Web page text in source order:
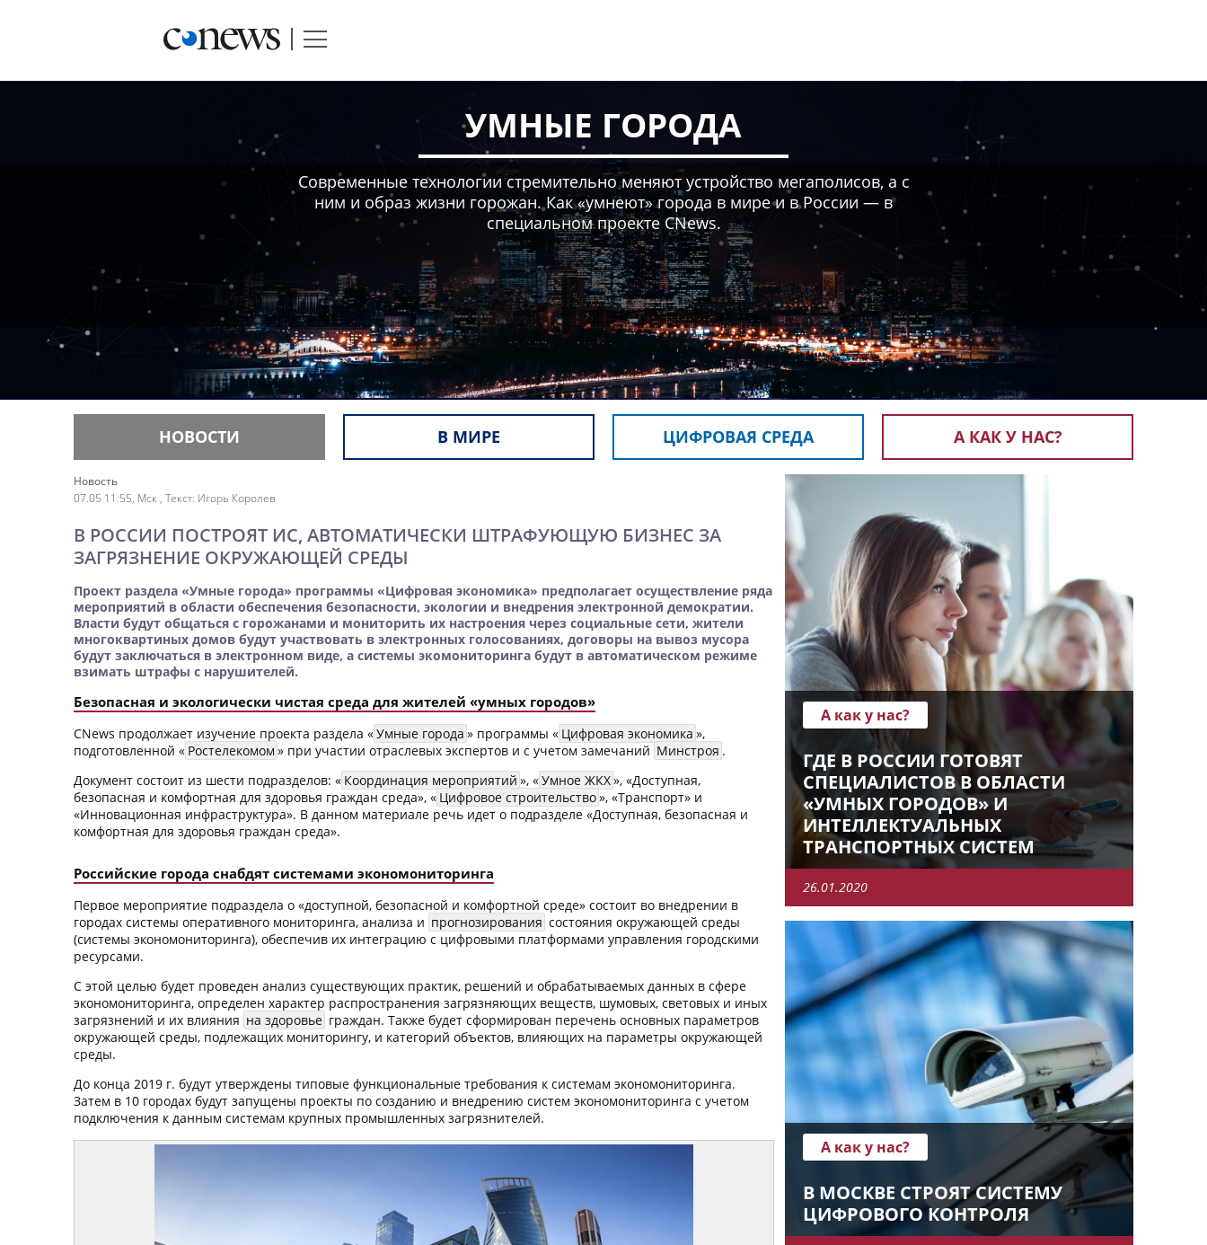
УМНЫЕ ГОРОДА
Современные технологии стремительно меняют устройство мегаполисов, а с
ним и образ жизни горожан. Как «умнеют» города в мире и в России — в
специальном проекте CNews.
НОВОСТИ В МИРЕ ЦИФРОВАЯ СРЕДА А КАК У НАС?
Новость
07.05 11:55, Мск , Текст: Игорь Королев
В РОССИИ ПОСТРОЯТ ИС, АВТОМАТИЧЕСКИ ШТРАФУЮЩУЮ БИЗНЕС ЗА
ЗАГРЯЗНЕНИЕ ОКРУЖАЮЩЕЙ СРЕДЫ
Проект раздела «Умные города» программы «Цифровая экономика» предполагает осуществление ряда
мероприятий в области обеспечения безопасности, экологии и внедрения электронной демократии.
Власти будут общаться с горожанами и мониторить их настроения через социальные сети, жители
многоквартиных домов будут участвовать в электронных голосованиях, договоры на вывоз мусора
будут заключаться в электронном виде, а системы экомониторинга будут в автоматическом режиме
взимать штрафы с нарушителей.
Безопасная и экологически чистая среда для жителей «умных городов»
CNews продолжает изучение проекта раздела «Умные города » программы « Цифровая экономика »,
подготовленной « Ростелекомом » при участии отраслевых экспертов и с учетом замечаний Минстроя .
Документ состоит из шести подразделов: « Координация мероприятий », «Умное ЖКХ», «Доступная,
безопасная и комфортная для здоровья граждан среда», « Цифровое строительство», «Транспорт» и
«Инновационная инфраструктура». В данном материале речь идет о подразделе «Доступная, безопасная и
комфортная для здоровья граждан среда».
Российские города снабдят системами экономониторинга
Первое мероприятие подраздела о «доступной, безопасной и комфортной среде» состоит во внедрении в
городах системы оперативного мониторинга, анализа и прогнозирования состояния окружающей среды
(системы экономониторинга), обеспечив их интеграцию с цифровыми платформами управления городскими
ресурсами.
С этой целью будет проведен анализ существующих практик, решений и обрабатываемых данных в сфере
экономониторинга, определен характер распространения загрязняющих веществ, шумовых, световых и иных
загрязнений и их влияния на здоровье граждан. Также будет сформирован перечень основных параметров
окружающей среды, подлежащих мониторингу, и категорий объектов, влияющих на параметры окружающей
среды.
До конца 2019 г. будут утверждены типовые функциональные требования к системам экономониторинга.
Затем в 10 городах будут запущены проекты по созданию и внедрению систем экономониторинга с учетом
подключения к данным системам крупных промышленных загрязнителей.
А как у нас?
ГДЕ В РОССИИ ГОТОВЯТ
СПЕЦИАЛИСТОВ В ОБЛАСТИ
«УМНЫХ ГОРОДОВ» И
ИНТЕЛЛЕКТУАЛЬНЫХ
ТРАНСПОРТНЫХ СИСТЕМ
26.01.2020
А как у нас?
В МОСКВЕ СТРОЯТ СИСТЕМУ
ЦИФРОВОГО КОНТРОЛЯ